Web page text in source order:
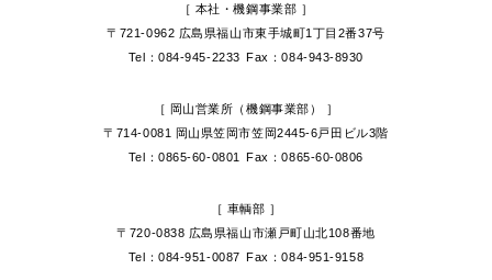
［ 本社・機鋼事業部 ］
〒721-0962 広島県福山市東手城町1丁目2番37号
Tel：084-945-2233 Fax：084-943-8930
［ 岡山営業所（機鋼事業部） ］
〒714-0081 岡山県笠岡市笠岡2445-6戸田ビル3階
Tel：0865-60-0801
Fax：0865-60-0806
［ 車輌部 ］
〒720-0838 広島県福山市瀬戸町山北108番地
Tel：084-951-0087 Fax：084-951-9158